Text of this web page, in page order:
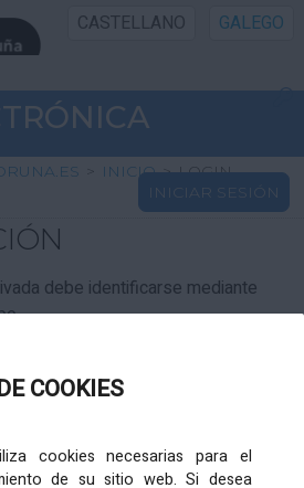
COOKIES
cookies necesarias para el
de su sitio web. Si desea
CASTELLANO GALEGO
INICIO SEDE
INICIO
PÚBLICA
CIDADÁN
> INICIO > LOGIN
INICIAR SESIÓN
debe identificarse mediante